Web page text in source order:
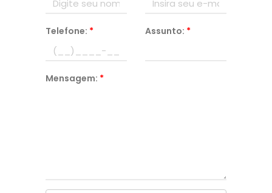
Telefone: * Assunto: *
Mensagem: *